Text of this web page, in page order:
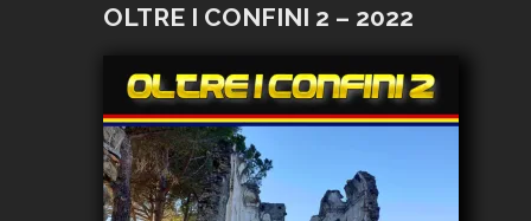
OLTRE I CONFINI 2 – 2022